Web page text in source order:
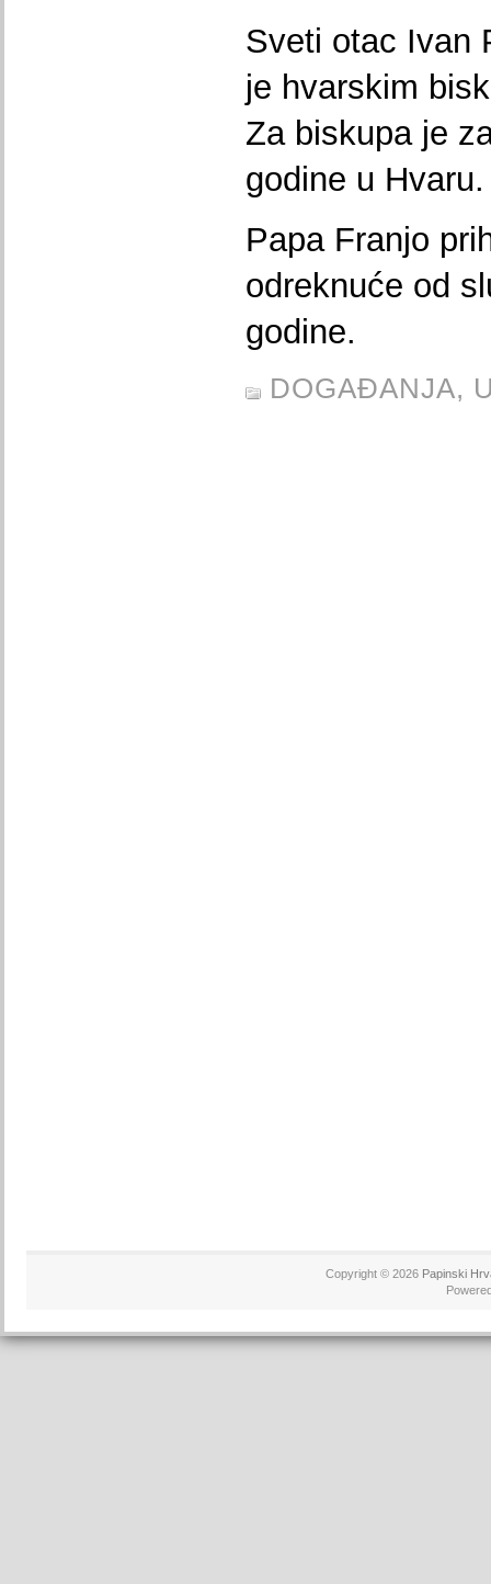
Sveti otac Ivan
je hvarskim
Za biskupa je
godine u Hvaru.
Papa Franjo
odreknuće od
godine.
DOGAĐANJA,
Copyright © 2026 Papinski